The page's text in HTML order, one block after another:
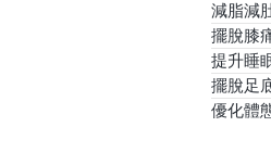
減脂減
擺脫膝
提升睡
擺脫足
優化體